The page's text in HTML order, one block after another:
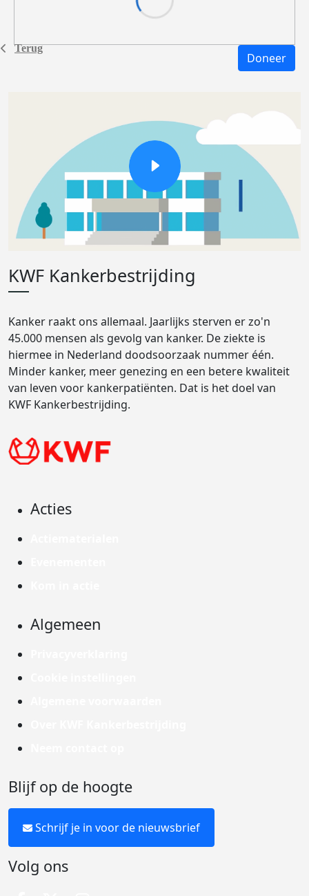
Terug
Doneer
KWF Kankerbestrijding
Kanker raakt ons allemaal. Jaarlijks sterven er zo'n
45.000 mensen als gevolg van kanker. De ziekte is
hiermee in Nederland doodsoorzaak nummer één.
Minder kanker, meer genezing en een betere kwaliteit
van leven voor kankerpatiënten. Dat is het doel van
KWF Kankerbestrijding.
Acties
Algemeen
Blijf op de hoogte
Schrijf je in voor de nieuwsbrief
Volg ons